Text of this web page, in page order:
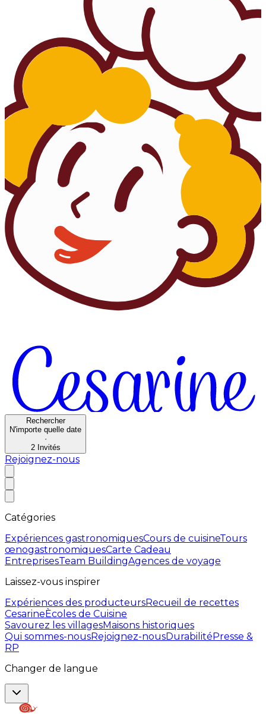
Rechercher
N'importe quelle date
·
2 Invités
Rejoignez-nous
Catégories
Expériences gastronomiquesCours de cuisineTours
œnogastronomiquesCarte Cadeau
EntreprisesTeam BuildingAgences de voyage
Laissez-vous inspirer
Expériences des producteursRecueil de recettes
CesarineÈcoles de Cuisine
Savourez les villagesMaisons historiques
Qui sommes-nousRejoignez-nousDurabilitéPresse &
RP
Changer de langue